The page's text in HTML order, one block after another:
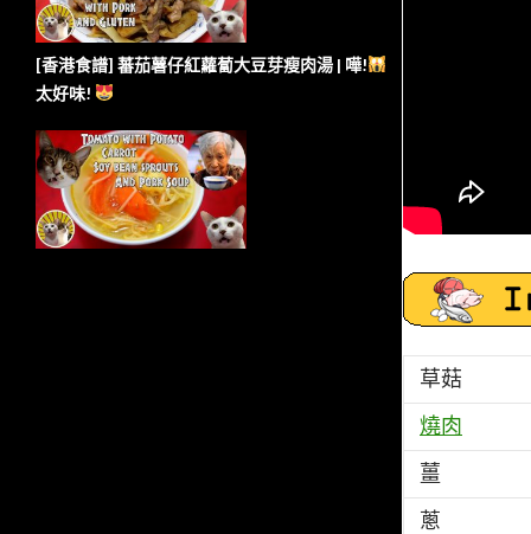
草菇
燒肉
薑
蔥
[香港食譜] 蕃茄薯仔紅蘿蔔大豆芽瘦肉湯 | 嘩!
太好味!